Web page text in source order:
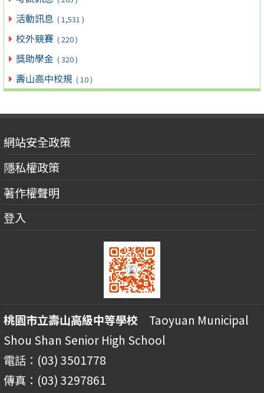
活動訊息 ( 1,531 )
校外競賽 ( 220 )
獎助學金 ( 320 )
壽山高中校規 ( 10 )
網站安全政策
隱私權政策
著作權聲明
登入
桃園市立壽山高級中等學校 Taoyuan Municipal
Shou Shan Senior High School
電話：(03) 3501778
傳真：(03) 3297861